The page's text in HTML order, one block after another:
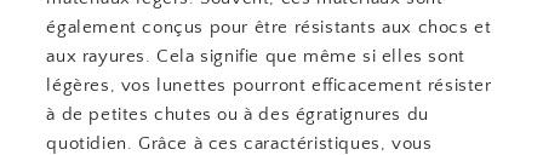
également conçus pour être résistants aux chocs et
aux rayures. Cela signifie que même si elles sont
légères, vos lunettes pourront efficacement résister
à de petites chutes ou à des égratignures du
quotidien. Grâce à ces caractéristiques, vous